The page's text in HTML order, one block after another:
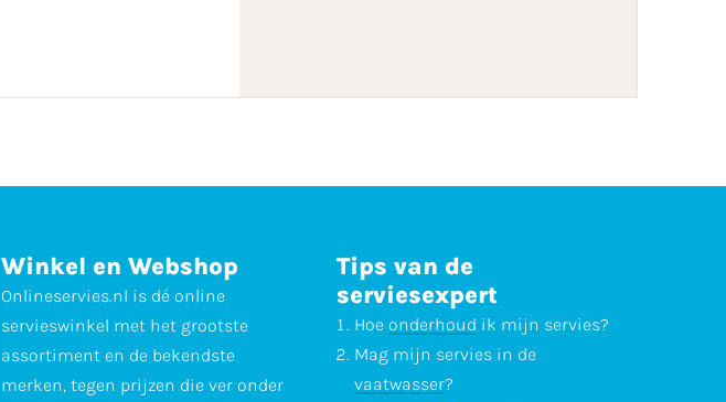
Winkel en Webshop
Onlineservies.nl is dé online
servieswinkel met het grootste
assortiment en de bekendste
merken, tegen prijzen die ver onder
Tips van de
serviesexpert
Hoe onderhoud ik mijn servies?
Mag mijn servies in de
vaatwasser?